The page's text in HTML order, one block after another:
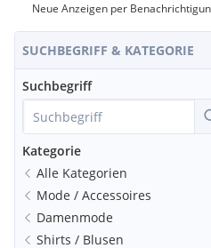
Neue Anzeigen per
SUCHBEGRIFF & KATEGORIE
Suchbegriff
Kategorie
Alle Kategorien
Mode / Accessoires
Damenmode
Shirts / Blusen